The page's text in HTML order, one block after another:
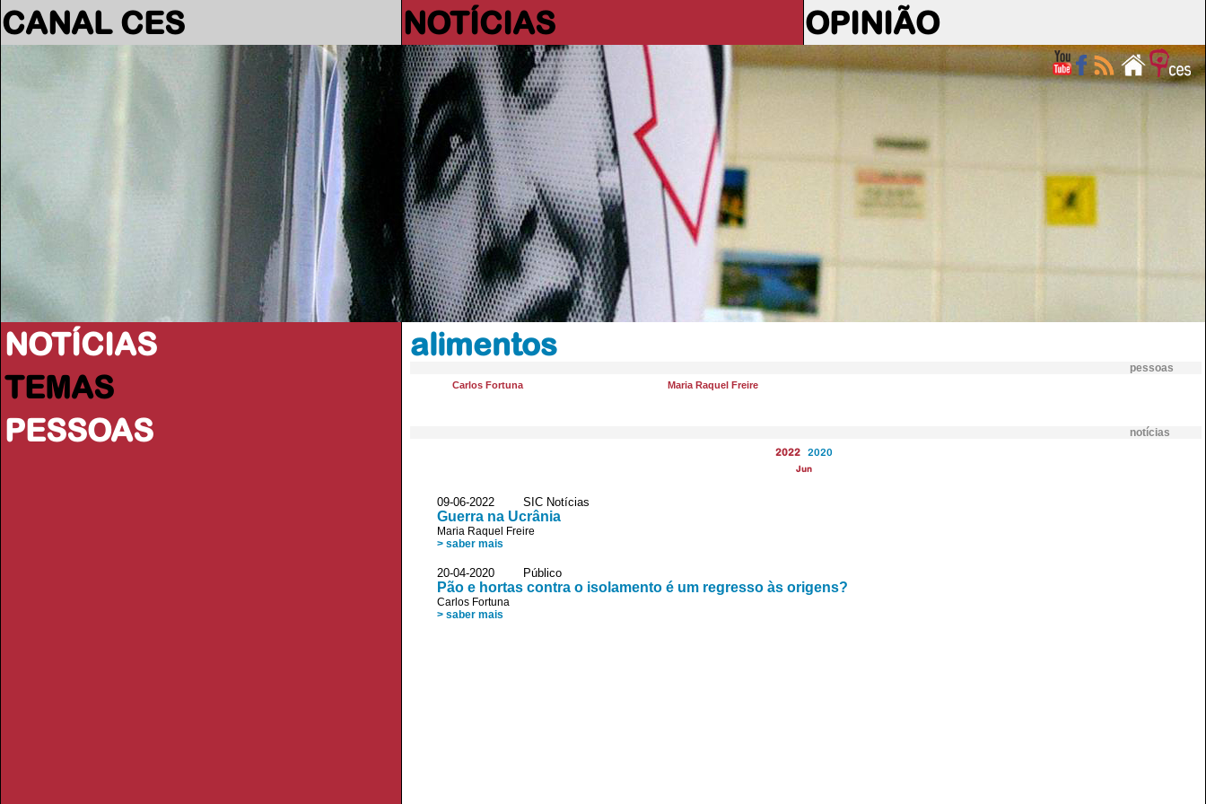
CANAL CES NOTÍCIAS OPINIÃO
NOTÍCIAS
TEMAS
PESSOAS
alimentos
pessoas
Carlos Fortuna Maria Raquel Freire
notícias
2022 2020
Jun
09-06-2022 SIC Notícias
Guerra na Ucrânia
Maria Raquel Freire
> saber mais
20-04-2020 Público
Pão e hortas contra o isolamento é um regresso às origens?
Carlos Fortuna
> saber mais